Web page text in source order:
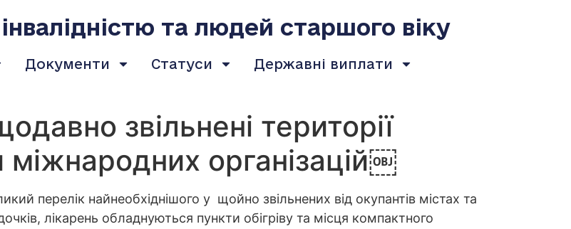
та людей старшого віку
Документи Статуси
Державні виплати
звільнені території
організацій￼
перелік найнеобхіднішого у щойно звільнених від окупантів містах та
лікарень обладнуються пункти обігріву та місця компактного